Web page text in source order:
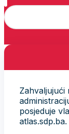
Zahvaljujući
posjeduje
atlas.sdp.ba.